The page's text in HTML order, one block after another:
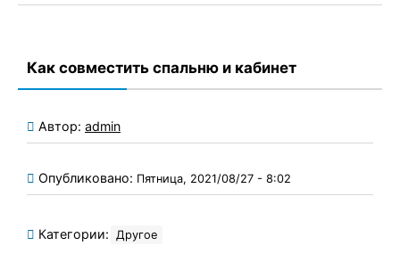
Как совместить спальню и кабинет
Автор: admin
Опубликовано: Пятница, 2021/08/27 - 8:02
Категории: Другое